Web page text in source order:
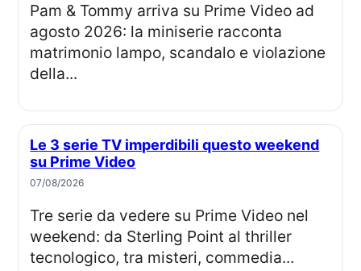
Pam & Tommy arriva su Prime Video ad
agosto 2026: la miniserie racconta
matrimonio lampo, scandalo e violazione
della...
Le 3 serie TV imperdibili questo weekend
su Prime Video
07/08/2026
Tre serie da vedere su Prime Video nel
weekend: da Sterling Point al thriller
tecnologico, tra misteri, commedia...